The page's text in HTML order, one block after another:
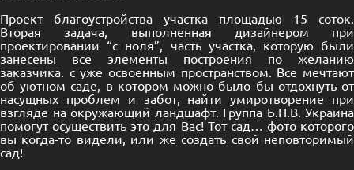
Проект благоустройства участка площадью 15 соток.
Вторая задача, выполненная дизайнером при
проектировании “с ноля”, часть участка, которую были
занесены все элементы построения по желанию
заказчика. с уже освоенным пространством. Все мечтают
об уютномсаде, в котором можно было бы отдохнуть от
насущных проблем и забот, найти умиротворение при
взгляде на окружающий ландшафт. Группа Б.Н.В. Украина
помогут осуществить это для Вас!Тот сад… фото которого
вы когда-то видели, или же создать свой неповторимый
сад!